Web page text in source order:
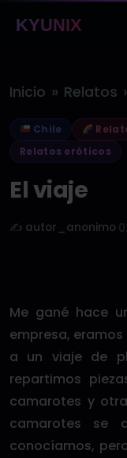
KYUNIX
Inicio » Relatos
Chile
Relatos eróticos
El viaje
✍️ autor_anonimo
Me gané hace
empresa,
a un viaje de
repartimos
camarotes y
camarotes se
conocíamos,